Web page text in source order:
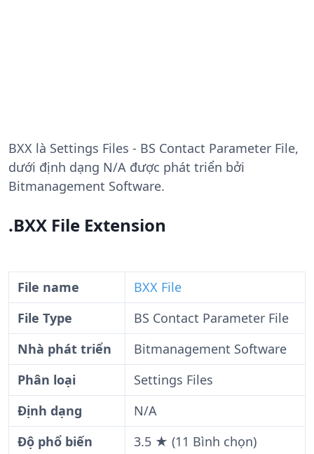
BXX là Settings Files - BS Contact Parameter File,
dưới định dạng N/A được phát triển bởi
Bitmanagement Software.
.BXX File Extension
File name
BXX File
File Type
BS Contact Parameter File
Nhà phát triển
Bitmanagement Software
Phân loại
Settings Files
Định dạng
N/A
Độ phổ biến
3.5 ★ (11 Bình chọn)